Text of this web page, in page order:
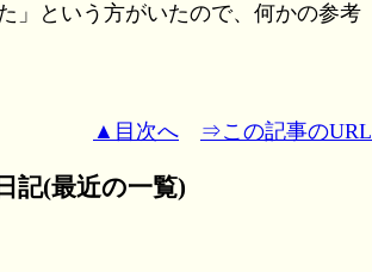
」という方がいたので、何かの参考
▲目次へ ⇒この記事のURL
記(最近の一覧)